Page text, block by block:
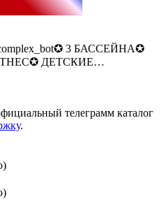
3 БАССЕЙНА✪
ДЕТСКИЕ…
телеграмм каталог
.